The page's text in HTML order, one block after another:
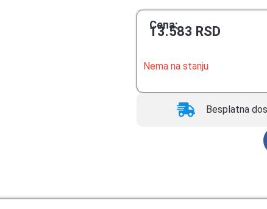
Ocenjeno
5.00od 5
na osnovu
1
Cena:
13.583 RSD
Nema na stanju
Besplatna